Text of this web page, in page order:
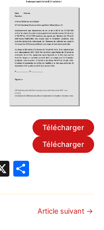
Télécharger
Télécharger
X
ta
gArticle suivant →